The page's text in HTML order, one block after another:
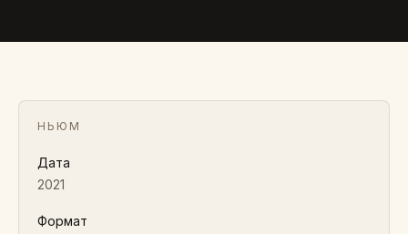
2021 · ВИДЕО
НЬЮМ
Дата
2021
Формат